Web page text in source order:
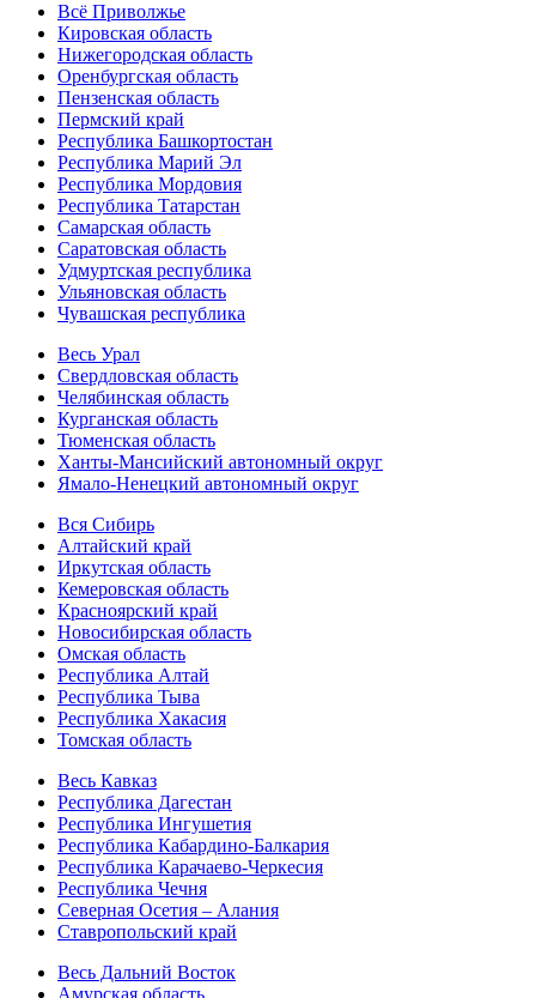
Всё Приволжье
Кировская область
Нижегородская область
Оренбургская область
Пензенская область
Пермский край
Республика Башкортостан
Республика Марий Эл
Республика Мордовия
Республика Татарстан
Самарская область
Саратовская область
Удмуртская республика
Ульяновская область
Чувашская республика
Весь Урал
Свердловская область
Челябинская область
Курганская область
Тюменская область
Ханты-Мансийский автономный округ
Ямало-Ненецкий автономный округ
Вся Сибирь
Алтайский край
Иркутская область
Кемеровская область
Красноярский край
Новосибирская область
Омская область
Республика Алтай
Республика Тыва
Республика Хакасия
Томская область
Весь Кавказ
Республика Дагестан
Республика Ингушетия
Республика Кабардино-Балкария
Республика Карачаево-Черкесия
Республика Чечня
Северная Осетия – Алания
Ставропольский край
Весь Дальний Восток
Амурская область